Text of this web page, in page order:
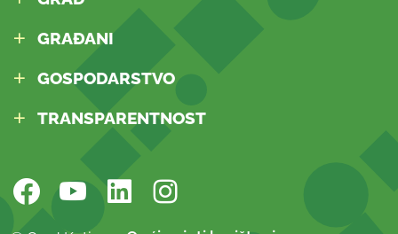
GRAĐANI
GOSPODARSTVO
TRANSPARENTNOST